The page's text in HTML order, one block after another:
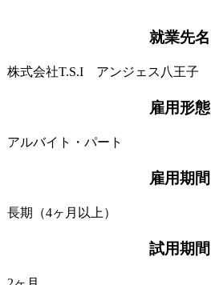
就業先名
株式会社T.S.I アンジェス八王子
雇用形態
アルバイト・パート
雇用期間
長期（4ヶ月以上）
試用期間